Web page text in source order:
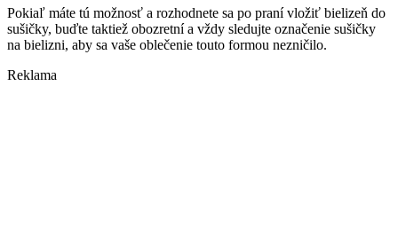
Pokiaľ máte tú možnosť a rozhodnete sa po praní vložiť bielizeň do
sušičky, buďte taktiež obozretní a vždy sledujte označenie sušičky
na bielizni, aby sa vaše oblečenie touto formou nezničilo.
Reklama